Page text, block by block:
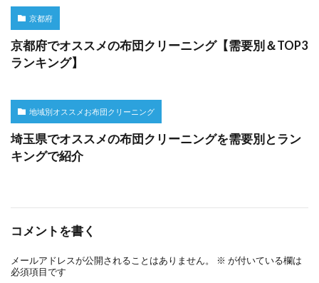
京都府
京都府でオススメの布団クリーニング【需要別＆TOP3
ランキング】
地域別オススメお布団クリーニング
埼玉県でオススメの布団クリーニングを需要別とラン
キングで紹介
コメントを書く
メールアドレスが公開されることはありません。 ※ が付いている欄は
必須項目です